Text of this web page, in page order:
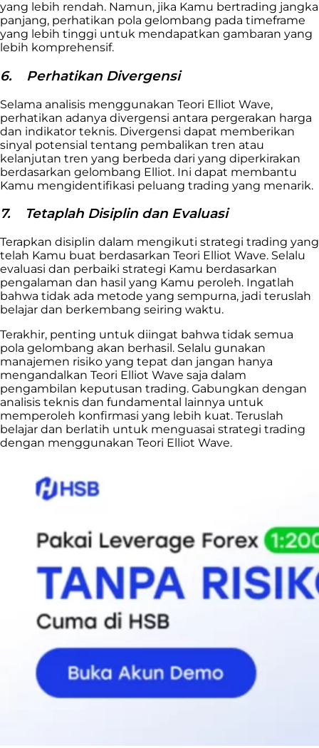
yang lebih rendah. Namun, jika Kamu bertrading jangka
panjang, perhatikan pola gelombang pada timeframe
yang lebih tinggi untuk mendapatkan gambaran yang
lebih komprehensif.
6. Perhatikan Divergensi
Selama analisis menggunakan Teori Elliot Wave,
perhatikan adanya divergensi antara pergerakan harga
dan indikator teknis. Divergensi dapat memberikan
sinyal potensial tentang pembalikan tren atau
kelanjutan tren yang berbeda dari yang diperkirakan
berdasarkan gelombang Elliot. Ini dapat membantu
Kamu mengidentifikasi peluang trading yang menarik.
7. Tetaplah Disiplin dan Evaluasi
Terapkan disiplin dalam mengikuti strategi trading yang
telah Kamu buat berdasarkan Teori Elliot Wave. Selalu
evaluasi dan perbaiki strategi Kamu berdasarkan
pengalaman dan hasil yang Kamu peroleh. Ingatlah
bahwa tidak ada metode yang sempurna, jadi teruslah
belajar dan berkembang seiring waktu.
Terakhir, penting untuk diingat bahwa tidak semua
pola gelombang akan berhasil. Selalu gunakan
manajemen risiko yang tepat dan jangan hanya
mengandalkan Teori Elliot Wave saja dalam
pengambilan keputusan trading. Gabungkan dengan
analisis teknis dan fundamental lainnya untuk
memperoleh konfirmasi yang lebih kuat. Teruslah
belajar dan berlatih untuk menguasai strategi trading
dengan menggunakan Teori Elliot Wave.